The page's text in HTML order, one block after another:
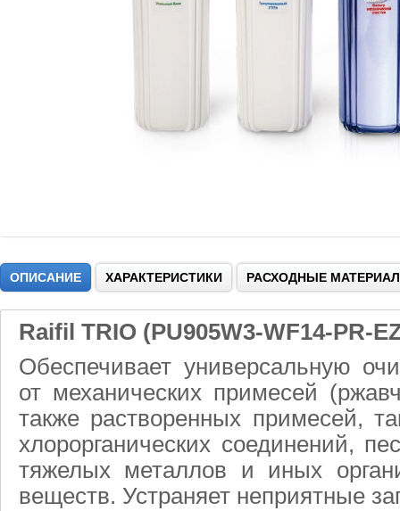
ОПИСАНИЕ ХАРАКТЕРИСТИКИ РАСХОДНЫЕ
Raifil TRIO (PU905W3-WF14-PR-
Обеспечивает универсальную
от механических примесей
также растворенных примесей,
хлорорганических соединений,
тяжелых металлов и иных
веществ. Устраняет неприятные